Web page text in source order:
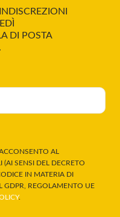
DI POSTA
AL
SENSI DEL DECRETO
IN MATERIA DI
GDPR, REGOLAMENTO UE
.